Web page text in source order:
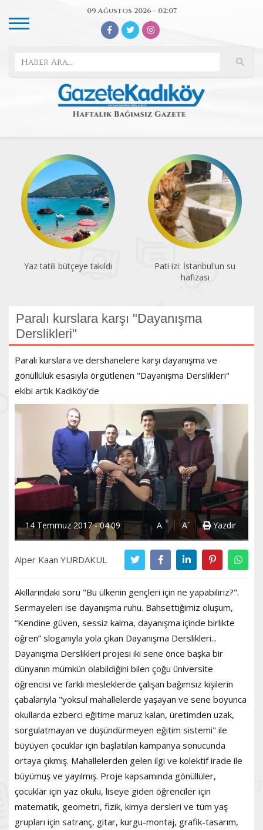
09 Ağustos 2026 - 02:07
Yaz tatili bütçeye takıldı
Pati izi: İstanbul'un su
hafızası
Paralı kurslara karşı "Dayanışma
Derslikleri"
Paralı kurslara ve dershanelere karşı dayanışma ve
gönüllülük esasıyla örgütlenen "Dayanışma Derslikleri"
ekibi artık Kadıköy'de
14 Temmuz 2017 - 04:09 A + A- Yazdır
Alper Kaan YURDAKUL
Akıllarındaki soru "Bu ülkenin gençleri için ne yapabiliriz?".
Sermayeleri ise dayanışma ruhu. Bahsettiğimiz oluşum,
“Kendine güven, sessiz kalma, dayanışma içinde birlikte
öğren” sloganıyla yola çıkan Dayanışma Derslikleri...
Dayanışma Derslikleri projesi iki sene önce başka bir
dünyanın mümkün olabildiğini bilen çoğu üniversite
öğrencisi ve farklı mesleklerde çalışan bağımsız kişilerin
çabalarıyla "yoksul mahallelerde yaşayan ve sene boyunca
okullarda ezberci eğitime maruz kalan, üretimden uzak,
sorgulatmayan ve düşündürmeyen eğitim sistemi" ile
büyüyen çocuklar için başlatılan kampanya sonucunda
ortaya çıkmış. Mahallelerden gelen ilgi ve kolektif irade ile
büyümüş ve yayılmış. Proje kapsamında gönüllüler,
çocuklar için yaz okulu, liseye giden öğrenciler için
matematik, geometri, fizik, kimya dersleri ve tüm yaş
grupları için satranç, gitar, kurgu-montaj, grafik-tasarım,